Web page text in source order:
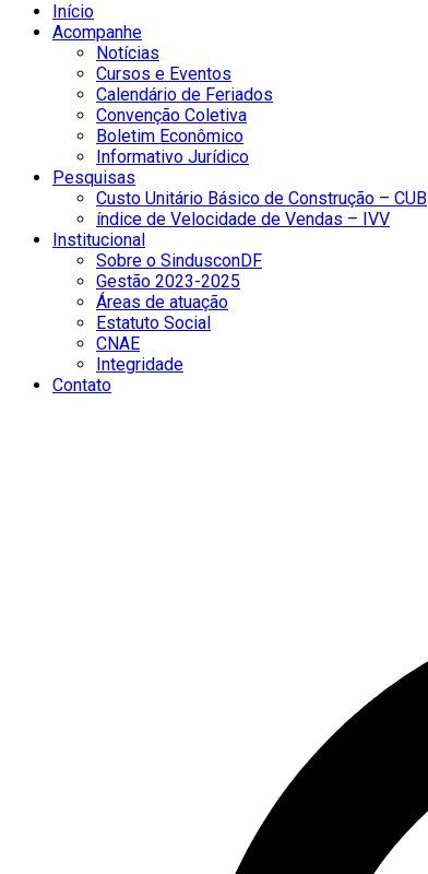
Início
Acompanhe
Notícias
Cursos e Eventos
Calendário de Feriados
Convenção Coletiva
Boletim Econômico
Informativo Jurídico
Pesquisas
Custo Unitário Básico de Construção – CUB
índice de Velocidade de Vendas – IVV
Institucional
Sobre o SindusconDF
Gestão 2023-2025
Áreas de atuação
Estatuto Social
CNAE
Integridade
Contato